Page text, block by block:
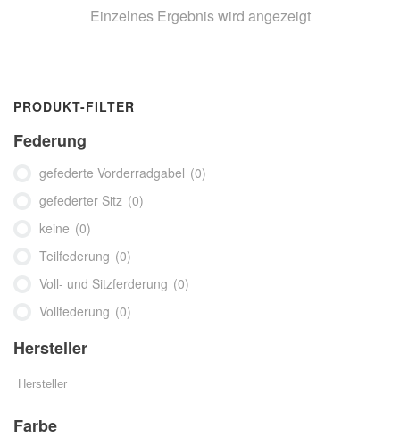
Einzelnes Ergebnis wird angezeigt
PRODUKT-FILTER
Federung
gefederte Vorderradgabel (0)
gefederter Sitz (0)
keine (0)
Teilfederung (0)
Voll- und Sitzferderung (0)
Vollfederung (0)
Hersteller
Farbe